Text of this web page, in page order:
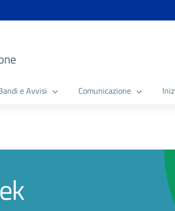
e Avvisi Comunicazione